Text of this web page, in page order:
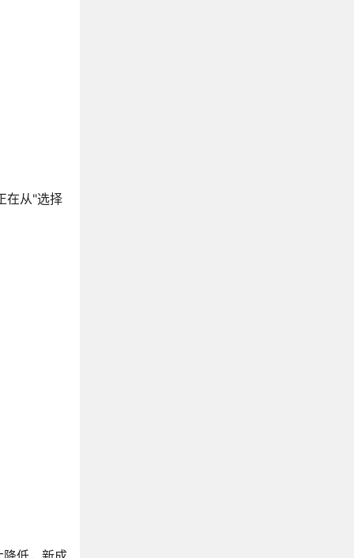
在从"选择